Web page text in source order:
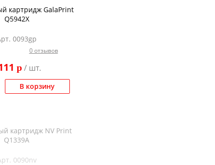
картридж GalaPrint
Q5942X
0093gp
0 отзывов
p/ шт.
В корзину
картридж NV Print
Q1339A
0090nv